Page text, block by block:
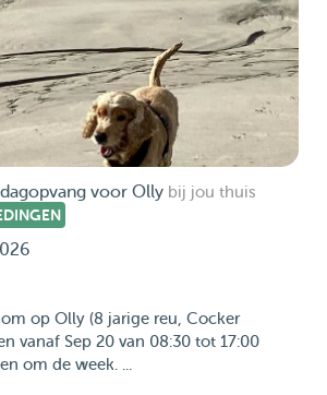
voor Olly bij jou thuis
op Olly (8 jarige reu, Cocker
vanaf Sep 20 van 08:30 tot 17:00
om de week. ...